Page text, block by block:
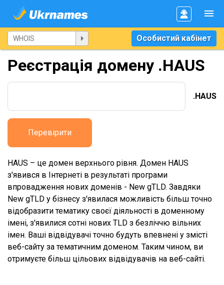
Особистий кабінет
Реєстрація домену .HAUS
.HAUS
Перевірити
HAUS – це домен верхнього рівня. Домен HAUS
з'явився в Інтернеті в результаті програми
впровадження нових доменів - New gTLD. Завдяки
New gTLD у бізнесу з'явилася можливість більш точно
відобразити тематику своєї діяльності в доменному
імені, з'явилися сотні нових TLD з безліччю вільних
імен. Ваші відвідувачі точно будуть впевнені у змісті
веб-сайту за тематичним доменом. Таким чином, ви
отримуєте більш цільових відвідувачів на веб-сайті.